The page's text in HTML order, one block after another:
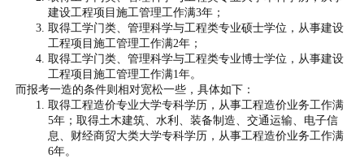
建设工程项目施工管理工作满3年；
取得工学门类、管理科学与工程类专业硕士学位，从事建设
工程项目施工管理工作满2年；
取得工学门类、管理科学与工程类专业博士学位，从事建设
工程项目施工管理工作满1年。
而报考一造的条件则相对宽松一些，具体如下：
取得工程造价专业大学专科学历，从事工程造价业务工作满
5年；取得土木建筑、水利、装备制造、交通运输、电子信
息、财经商贸大类大学专科学历，从事工程造价业务工作满
6年。